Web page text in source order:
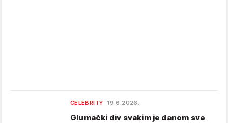
CELEBRITY 19.6.2026.
Glumački div svakim je danom sve